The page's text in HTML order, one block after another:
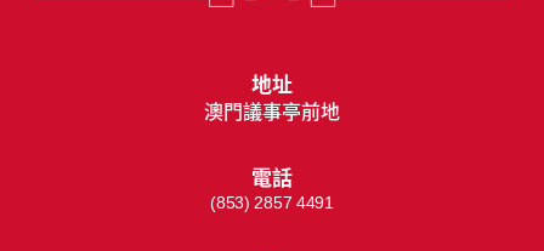
地址
澳門議事亭前地
電話
(853) 2857 4491